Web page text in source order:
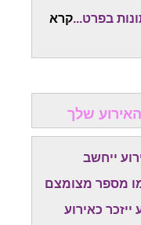
בפרט...קרא
שלך
ייחשב
מספר מצומצם
כאירוע